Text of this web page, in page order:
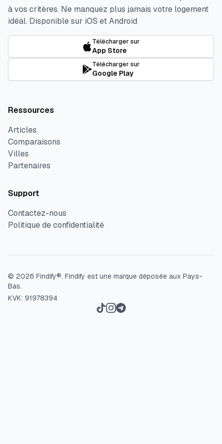
à vos critères. Ne manquez plus jamais votre logement
idéal. Disponible sur iOS et Android
Télécharger sur
App Store
Télécharger sur
Google Play
Ressources
Articles
Comparaisons
Villes
Partenaires
Support
Contactez-nous
Politique de confidentialité
© 2026 Findify®. Findify est une marque déposée aux Pays-
Bas.
KVK: 91978394